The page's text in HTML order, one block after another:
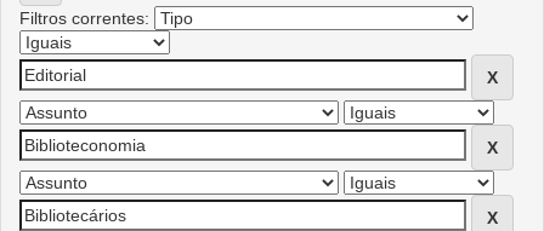
Filtros correntes: